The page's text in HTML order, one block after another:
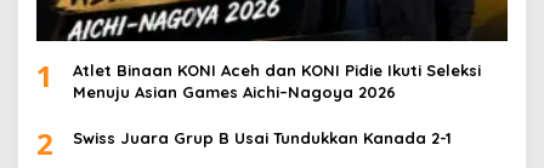
1
Atlet Binaan KONI Aceh dan KONI Pidie Ikuti Seleksi
Menuju Asian Games Aichi–Nagoya 2026
2 Swiss Juara Grup B Usai Tundukkan Kanada 2-1